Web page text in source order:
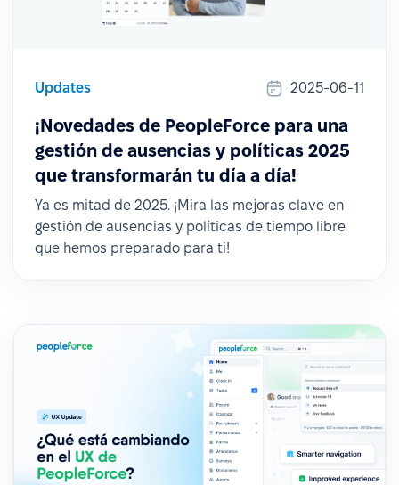
Updates 2025-06-11
¡Novedades de PeopleForce para una
gestión de ausencias y políticas 2025
que transformarán tu día a día!
Ya es mitad de 2025. ¡Mira las mejoras clave en
gestión de ausencias y políticas de tiempo libre
que hemos preparado para ti!